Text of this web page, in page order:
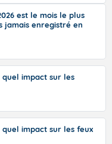
entre 22 et 25 degrés
Bretagne, 30 à
36 à 39 degrés
de la
à nord, ou ouest à nord-
à la vallée de l’Aude et à
vient du latin trasmontanus,
régions montagneuses
est le mois le plus
jamais enregistré en
impact sur les
impact sur les feux